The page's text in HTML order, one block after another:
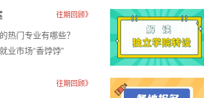
往期回顾》
热门专业有哪些？
业市场“香饽饽”​
往期回顾》